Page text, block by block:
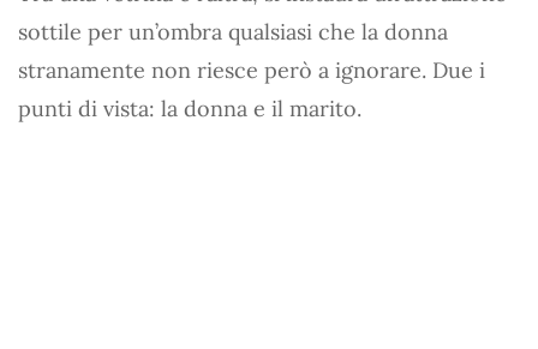
sottile per un’ombra qualsiasi che la donna
stranamente non riesce però a ignorare. Due i
punti di vista: la donna e il marito.